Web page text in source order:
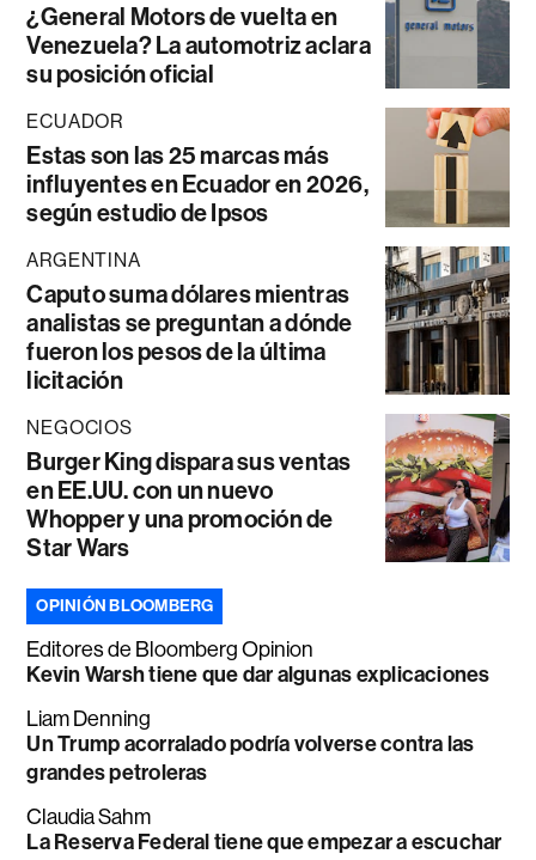
¿General Motors de vuelta en
Venezuela? La automotriz aclara
su posición oficial
ECUADOR
Estas son las 25 marcas más
influyentes en Ecuador en 2026,
según estudio de Ipsos
ARGENTINA
Caputo suma dólares mientras
analistas se preguntan a dónde
fueron los pesos de la última
licitación
NEGOCIOS
Burger King dispara sus ventas
en EE.UU. con un nuevo
Whopper y una promoción de
Star Wars
OPINIÓN BLOOMBERG
Editores de Bloomberg Opinion
Kevin Warsh tiene que dar algunas explicaciones
Liam Denning
Un Trump acorralado podría volverse contra las
grandes petroleras
Claudia Sahm
La Reserva Federal tiene que empezar a escuchar